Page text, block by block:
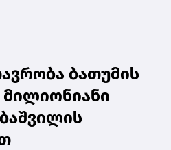
ბათუმის
მილიონიანი